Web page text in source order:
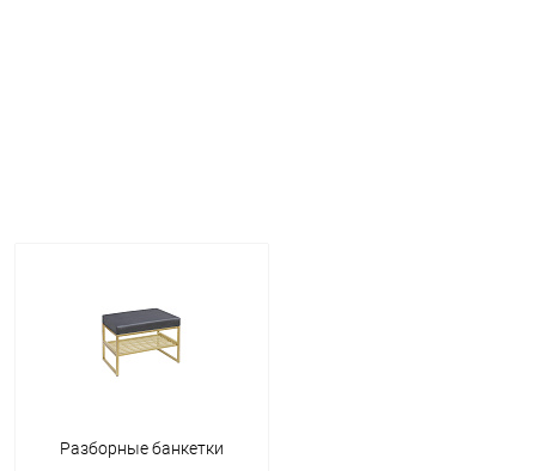
Разборные банкетки